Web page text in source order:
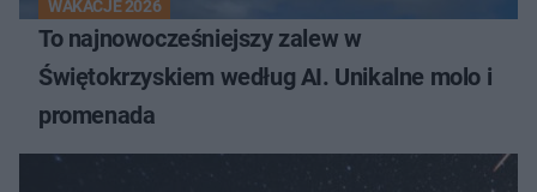
WAKACJE 2026
To najnowocześniejszy zalew w
Świętokrzyskiem według AI. Unikalne molo i
promenada